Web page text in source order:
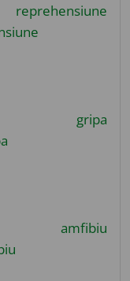
reprehensiune
gripa
amfibiu